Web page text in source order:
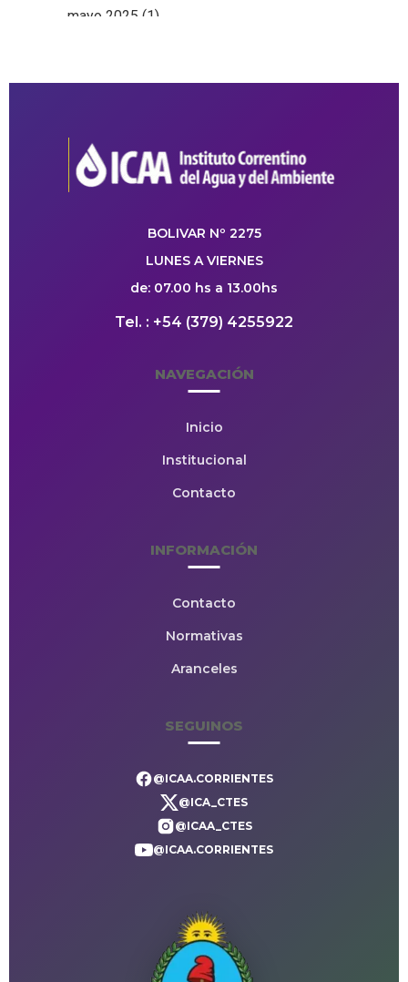
mayo 2025 (1)
BOLIVAR Nº 2275
LUNES A VIERNES
de: 07.00 hs a 13.00hs
Tel. : +54 (379) 4255922
NAVEGACIÓN
Inicio
Institucional
Contacto
INFORMACIÓN
Contacto
Normativas
Aranceles
SEGUINOS
@ICAA.CORRIENTES
@ICA_CTES
@ICAA_CTES
@ICAA.CORRIENTES